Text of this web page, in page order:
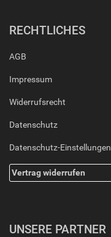
RECHTLICHES
AGB
Impressum
Widerrufsrecht
Datenschutz
Datenschutz-Einstellungen
Vertrag widerrufen
UNSERE PARTNER